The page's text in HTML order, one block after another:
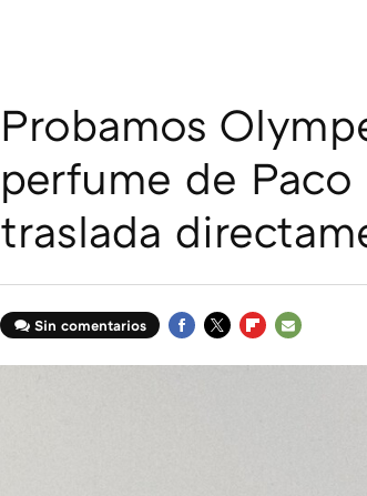
Probamos
perfume de
traslada
Sin comentarios